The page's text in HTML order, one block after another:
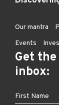
Our mantra
Events
Get
inbox: